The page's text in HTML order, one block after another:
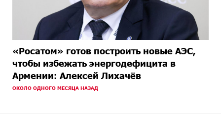
«Росатом» готов построить новые АЭС,
чтобы избежать энергодефицита в
Армении: Алексей Лихачёв
ОКОЛО ОДНОГО МЕСЯЦА НАЗАД